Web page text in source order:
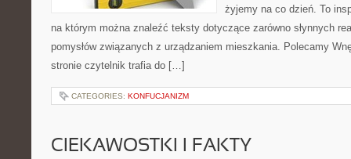
żyjemy na co dzień. To
na którym można znaleźć teksty dotyczące zarówno słynnych
pomysłów związanych z urządzaniem mieszkania. Polecamy
stronie czytelnik trafia do […]
CATEGORIES: KONFUCJANIZM
CIEKAWOSTKI I FAKTY